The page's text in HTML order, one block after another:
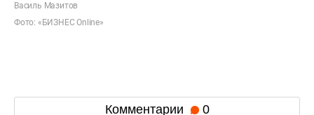
Василь Мазитов
Фото: «БИЗНЕС Online»
Комментарии 0